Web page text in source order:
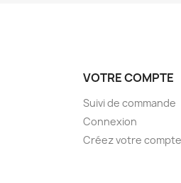
VOTRE COMPTE
Suivi de commande
Connexion
Créez votre compte